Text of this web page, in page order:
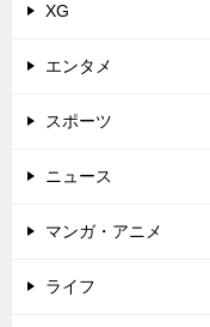
XG
エンタメ
スポーツ
ニュース
マンガ・アニメ
ライフ